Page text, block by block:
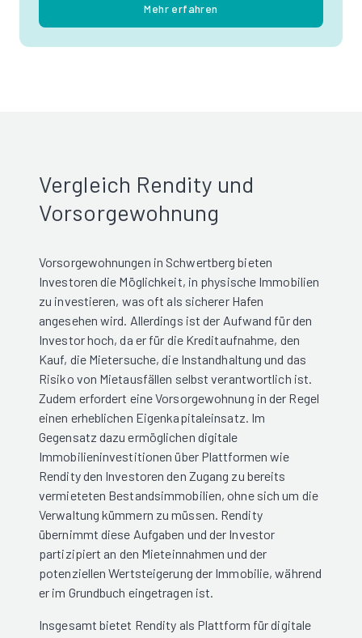
Mehr erfahren
Vergleich Rendity und
Vorsorgewohnung
Vorsorgewohnungen in Schwertberg bieten
Investoren die Möglichkeit, in physische Immobilien
zu investieren, was oft als sicherer Hafen
angesehen wird. Allerdings ist der Aufwand für den
Investor hoch, da er für die Kreditaufnahme, den
Kauf, die Mietersuche, die Instandhaltung und das
Risiko von Mietausfällen selbst verantwortlich ist.
Zudem erfordert eine Vorsorgewohnung in der Regel
einen erheblichen Eigenkapitaleinsatz. Im
Gegensatz dazu ermöglichen digitale
Immobilieninvestitionen über Plattformen wie
Rendity den Investoren den Zugang zu bereits
vermieteten Bestandsimmobilien, ohne sich um die
Verwaltung kümmern zu müssen. Rendity
übernimmt diese Aufgaben und der Investor
partizipiert an den Mieteinnahmen und der
potenziellen Wertsteigerung der Immobilie, während
er im Grundbuch eingetragen ist.
Insgesamt bietet Rendity als Plattform für digitale